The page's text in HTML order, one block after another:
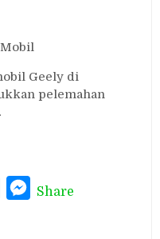
Mobil
Geely di
pelemahan
TelegramMessenger
Share